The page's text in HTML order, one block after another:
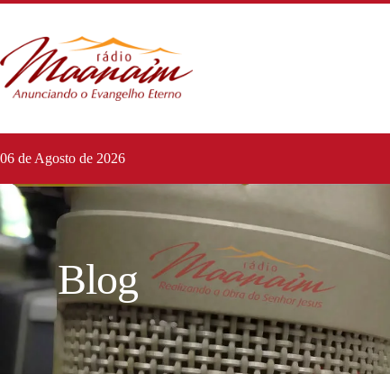
06 de Agosto de 2026
Blog